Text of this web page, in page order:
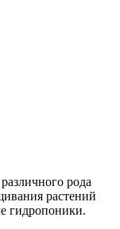
рода
растений
гидропоники.